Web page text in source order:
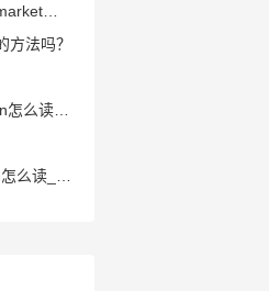
upmarket是什么意思_upmarket怎么读_音标ˌʌpˈmɑ-kɪt
方法吗？
therein是什么意思_therein怎么读_音标ˌðeərˈɪn